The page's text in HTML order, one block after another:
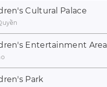
Cultural Palace
Entertainment Area
Park